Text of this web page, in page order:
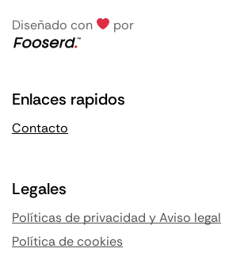
Diseñado con por
Enlaces rapidos
Contacto
Legales
Políticas de privacidad y Aviso legal
Política de cookies